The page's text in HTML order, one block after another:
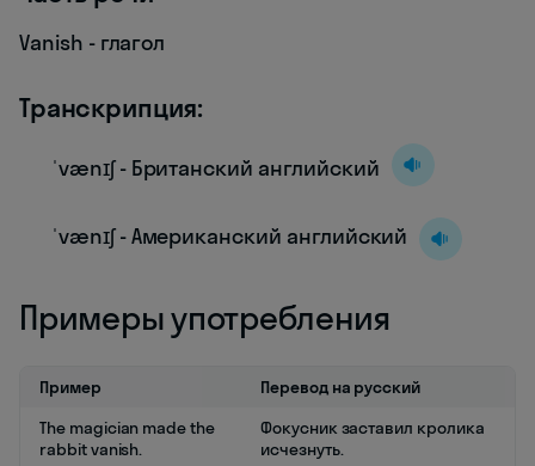
Vanish - глагол
Транскрипция:
ˈvænɪʃ - Британский английский
ˈvænɪʃ - Американский английский
Примеры употребления
Пример
Перевод на русский
The magician made the
rabbit vanish.
Фокусник заставил кролика
исчезнуть.